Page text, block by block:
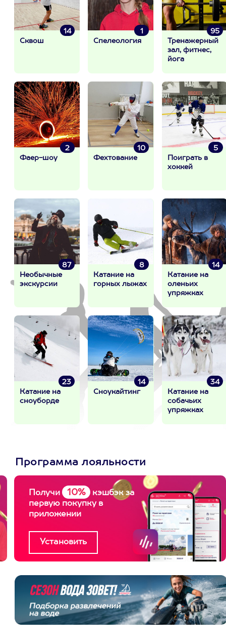
14
Сквош
1
Спелеология
95
Тренажерный
зал, фитнес,
йога
2
Фаер-шоу
10
Фехтование
5
Поиграть в
хоккей
87
Необычные
экскурсии
8
Катание на
горных лыжах
14
Катание на
оленьих
упряжках
23
Катание на
сноуборде
14
Сноукайтинг
34
Катание на
собачьих
упряжках
Программа лояльности
Получи 10%
кэшбэк за
первую покупку в
приложении